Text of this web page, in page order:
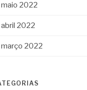
maio 2022
abril 2022
março 2022